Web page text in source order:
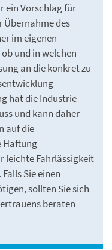
ein Vorschlag für
Übernahme des
im eigenen
und in welchen
an die konkret zu
hat die Industrie-
und kann daher
auf die
Haftung
leichte Fahrlässigkeit
Sie einen
sollten Sie sich
beraten